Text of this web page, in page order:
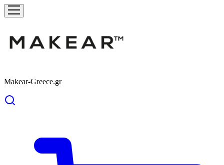
Makear-Greece.gr